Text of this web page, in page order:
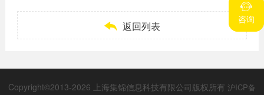
 返回列表

咨询
Copyright©2013-2026 上海集锦信息科技有限公司版权所有 沪ICP备

咨询